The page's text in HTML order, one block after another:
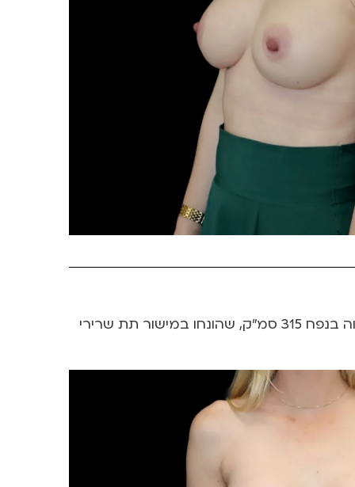
בת 31, אמא לילדים. מצולמת לפני וחודש אחרי ניתוח הגדלת חזה עם שתלי פוליטק עגולים בעלי פרופיל גבוה בנפח 315 סמ”ק, שהונחו במישור תת שרירי